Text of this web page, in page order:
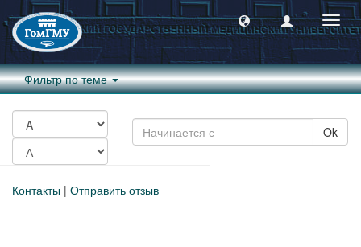
Фильтр по теме
Ok
Контакты | Отправить отзыв